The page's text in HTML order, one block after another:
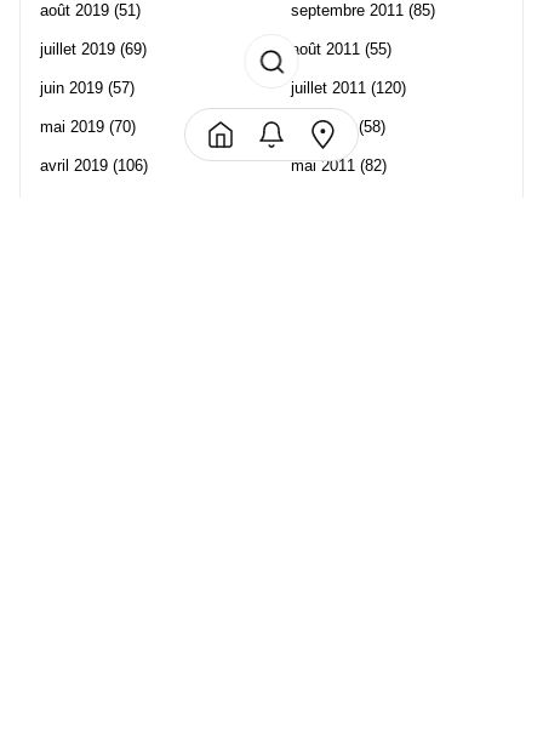
août 2019 (51)
juillet 2019 (69)
juin 2019 (57)
mai 2019 (70)
avril 2019 (106)
septembre 2011 (85)
août 2011 (55)
juillet 2011 (120)
juin 2011 (58)
mai 2011 (82)